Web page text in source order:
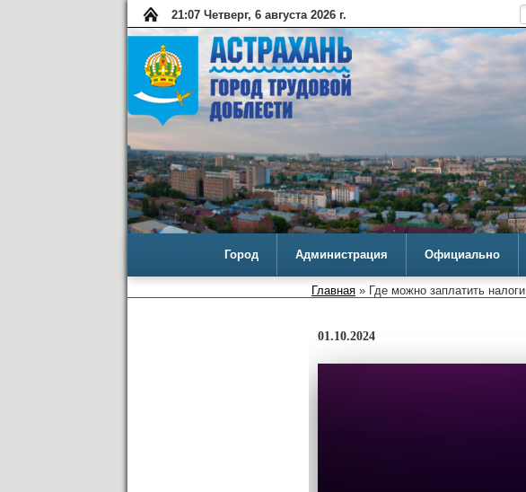
21:07 Четверг, 6 августа 2026 г.
Город Администрация Официально
Главная » Где можно заплатить налоги
01.10.2024